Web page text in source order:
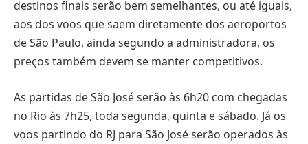
destinos finais serão bem semelhantes, ou até iguais,
aos dos voos que saem diretamente dos aeroportos
de São Paulo, ainda segundo a administradora, os
preços também devem se manter competitivos.
As partidas de São José serão às 6h20 com chegadas
no Rio às 7h25, toda segunda, quinta e sábado. Já os
voos partindo do RJ para São José serão operados às